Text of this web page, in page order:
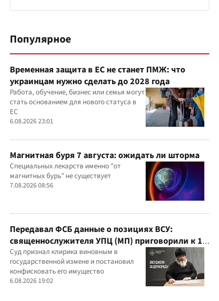
Популярное
Временная защита в ЕС не станет ПМЖ: что
украинцам нужно сделать до 2028 года
Работа, обучение, бизнес или семья могут
стать основанием для нового статуса в
ЕС
6.08.2026 23:01
Магнитная буря 7 августа: ожидать ли шторма
Специальных лекарств именно "от
магнитных бурь" не существует
7.08.2026 08:56
Передавал ФСБ данные о позициях ВСУ:
священнослужителя УПЦ (МП) приговорили к 15
годам
Суд признал клирика виновным в
государственной измене и постановил
конфисковать его имущество
6.08.2026 19:02